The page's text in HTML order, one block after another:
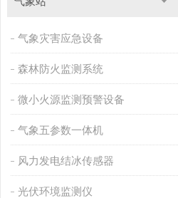
气象灾害应急设备
森林防火监测系统
微小火源监测预警设备
气象五参数一体机
风力发电结冰传感器
光伏环境监测仪